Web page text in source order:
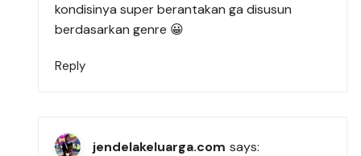
kondisinya super berantakan ga disusun
berdasarkan genre 😀
Reply
jendelakeluarga.com says: